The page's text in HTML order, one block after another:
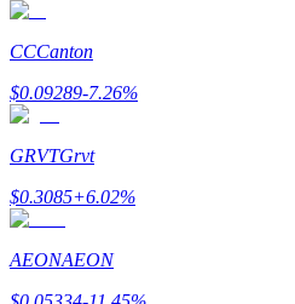
CCCanton
$0.09289-7.26%
GRVTGrvt
$0.3085+6.02%
AEONAEON